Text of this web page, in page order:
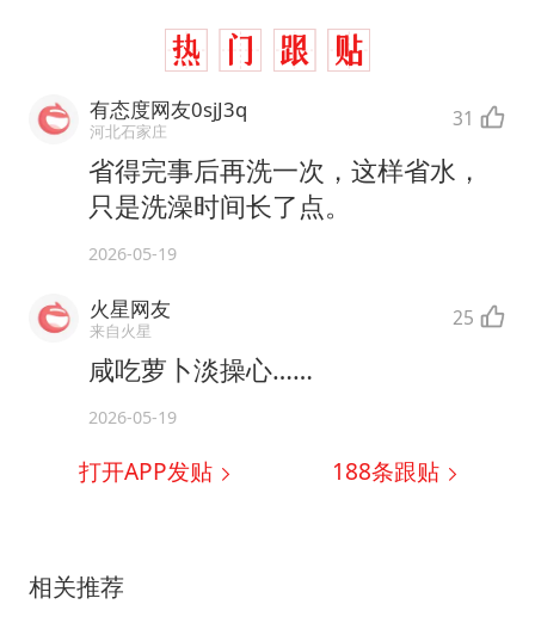
有态度网友0sjJ3q
河北石家庄 31
省得完事后再洗一次，这样省水，
只是洗澡时间长了点。
2026-05-19
火星网友
来自火星 25
咸吃萝卜淡操心……
2026-05-19
打开APP发贴 188条跟贴
相关推荐